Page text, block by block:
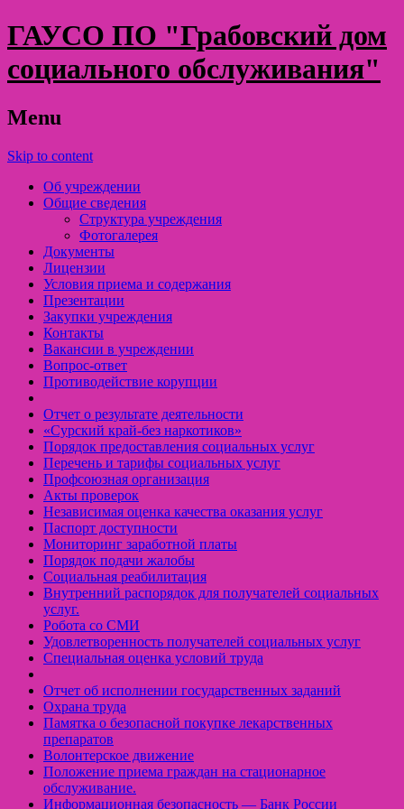
ГАУСО ПО "Грабовский дом
социального обслуживания"
Menu
Skip to content
Об учреждении
Общие сведения
Структура учреждения
Фотогалерея
Документы
Лицензии
Условия приема и содержания
Презентации
Закупки учреждения
Контакты
Вакансии в учреждении
Вопрос-ответ
Противодействие корупции
Отчет о результате деятельности
«Cурский край-без наркотиков»
Порядок предоставления социальных услуг
Перечень и тарифы социальных услуг
Профсоюзная организация
Акты проверок
Независимая оценка качества оказания услуг
Паспорт доступности
Мониторинг заработной платы
Порядок подачи жалобы
Социальная реабилитация
Внутренний распорядок для получателей социальных
услуг.
Робота со СМИ
Удовлетворенность получателей социальных услуг
Специальная оценка условий труда
Отчет об исполнении государственных заданий
Охрана труда
Памятка о безопасной покупке лекарственных
препаратов
Волонтерское движение
Положение приема граждан на стационарное
обслуживание.
Информационная безопасность — Банк России